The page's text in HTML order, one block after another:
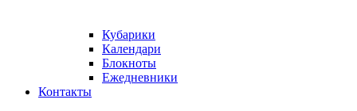
Кубарики
Календари
Блокноты
Ежедневники
Контакты